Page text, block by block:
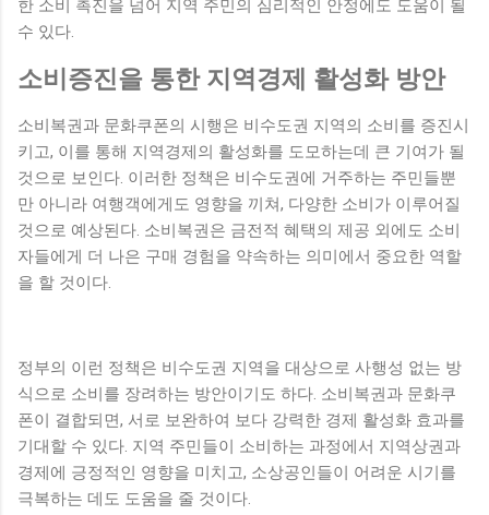
한 소비 촉진을 넘어 지역 주민의 심리적인 안정에도 도움이 될
수 있다.
소비증진을 통한 지역경제 활성화 방안
소비복권과 문화쿠폰의 시행은 비수도권 지역의 소비를 증진시
키고, 이를 통해 지역경제의 활성화를 도모하는데 큰 기여가 될
것으로 보인다. 이러한 정책은 비수도권에 거주하는 주민들뿐
만 아니라 여행객에게도 영향을 끼쳐, 다양한 소비가 이루어질
것으로 예상된다. 소비복권은 금전적 혜택의 제공 외에도 소비
자들에게 더 나은 구매 경험을 약속하는 의미에서 중요한 역할
을 할 것이다.
정부의 이런 정책은 비수도권 지역을 대상으로 사행성 없는 방
식으로 소비를 장려하는 방안이기도 하다. 소비복권과 문화쿠
폰이 결합되면, 서로 보완하여 보다 강력한 경제 활성화 효과를
기대할 수 있다. 지역 주민들이 소비하는 과정에서 지역상권과
경제에 긍정적인 영향을 미치고, 소상공인들이 어려운 시기를
극복하는 데도 도움을 줄 것이다.